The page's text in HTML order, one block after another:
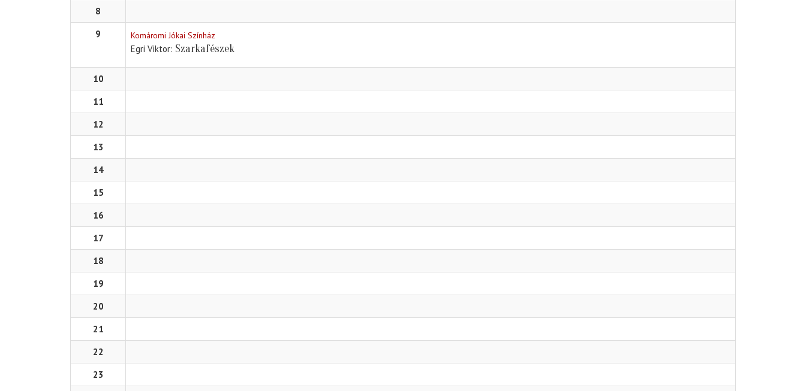
8
9
Komáromi Jókai Színház
Egri Viktor Szarkafészek
10
11
12
13
14
15
16
17
18
19
20
21
22
23